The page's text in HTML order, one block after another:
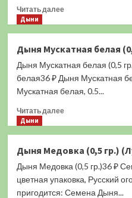
Читать далееПрочитать
Имперская
Деликатесная
(0,5
гр.)
(Лучшая
цена)
Дыни
Дыня Мускатная белая
Дыня Мускатная белая (0,5
белая36 ₽ Дыня Мускатная
Мускатная белая, 0.5...
Читать далееПрочитать
Мускатная
белая
(0,5
гр.)
Дыни
Дыня Медовка (0,5 гр.)
Дыня Медовка (0,5 гр.)36 ₽
цветная упаковка, Русский
пригодится: Семена Дыня...